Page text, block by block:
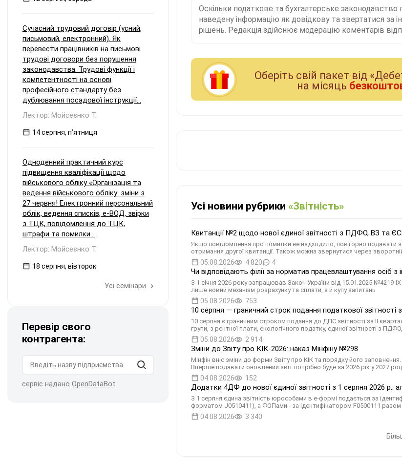
Оскільки податкове та бухгалтерське
наведену інформацію як довідкову та звертатися за
рішень. Редакція здійснює модерацію коментарів
Оберiть свiй пакет вiд
на мiсяць
Усі новини рубрики «Звітність»
Квитанції №2 щодо нової єдиної звітності з ПДФО, ВЗ та
Якщо повідомлення про помилки не надходило, повторно подавати
отримання другої квитанції. Також можна звернутися через
05.08.2026 4 820 4
Чи відповідають філії за норматив працевлаштування осіб
З 1 січня 2026 року запрацював Закон України від 15.01.2025 №4219-
лише новий механізм розрахунку та сплати, а й купу запитань
05.08.2026 753
10 серпня — граничний строк подання податкової звітності
10 серпня є граничним строком подання до ДПС звітності за II
групи, з рентної плати, екологічного податку, єдиної звітності з
05.08.2026 2 914
Зміни до Звіту про КІК-2026: наказ Мінфіну №298
Мінфін вніс зміни до форми Звіту про КІК та порядку його
Вперше подавати оновлений звіт потрібно буде за 2026 рік у 2027
04.08.2026 152
Додатки 4ДФ до нової єдиної звітності з 1 серпня 2026 р.:
З 1 серпня єдина звітність юрособами в е-формі подається за
форматом J0510411), а ФОПами - за ідентифікатором F0500111
04.08.2026 3 340
Сучасний трудовий договір (усний,
письмовий, електронний). Як
перевести працівників на письмові
трудові договори без порушення
законодавства. Трудові функції і
компетентності на основі
професійного стандарту без
дублювання посадової інструкції...
Лектор: Мойсеєнко Т.
14 серпня, пʼятниця
Одноденний практичний курс
підвищення кваліфікації щодо
військового обліку «Організація та
ведення військового обліку: зміни з
27 червня! Електронний персональний
облік, ведення списків, е-ВОД, звірки
з ТЦК, повідомлення до ТЦК,
штрафи та помилки...
Лектор: Мойсеєнко Т.
18 серпня, вівторок
Усі семінари
Перевір свого
контрагента:
сервіс надано OpenDataBot